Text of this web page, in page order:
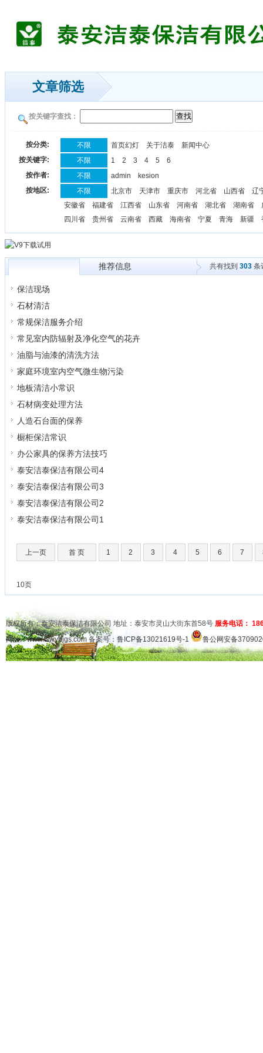
文章筛选
按关键字查找：
按分类: 不限 首页幻灯 关于洁泰
新闻中心
按关键字:
不限 1 2 3 4 5
6
按作者:
不限 admin
kesion
按地区:
不限 北京市 天津市 重庆市 河北省 山西省
辽
安徽省
福建省 江西省 山东省 河南省 湖北省 湖南省
四川省
贵州省 云南省 西藏 海南省 宁夏 青海 新疆
推荐信息 共有找到 303条
保洁现场
石材清洁
常规保洁服务介绍
常见室内防辐射及净化空气的花卉
油脂与油漆的清洗方法
家庭环境室内空气微生物污染
地板清洁小常识
石材病变处理方法
人造石台面的保养
橱柜保洁常识
办公家具的保养方法技巧
泰安洁泰保洁有限公司4
泰安洁泰保洁有限公司3
泰安洁泰保洁有限公司2
泰安洁泰保洁有限公司1
上一页 首 页 1 2 3 4 5 6 7
10页
版权所有：泰安洁泰保洁有限公司 地址：泰安市灵山大街东首58号 服务电话：
网址：www.tswybjgs.com备案号： 鲁ICP备13021619号-1 鲁公网安备